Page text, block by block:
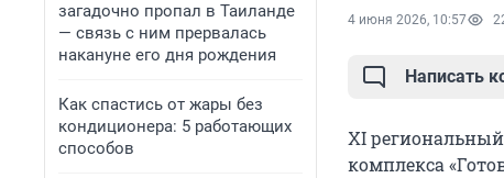
загадочно пропал в Таиланде
— связь с ним прервалась
накануне его дня рождения
Как спастись от жары без
кондиционера: 5 работающих
способов
4 июня 2026, 10:57
Написать
XI региональный
комплекса